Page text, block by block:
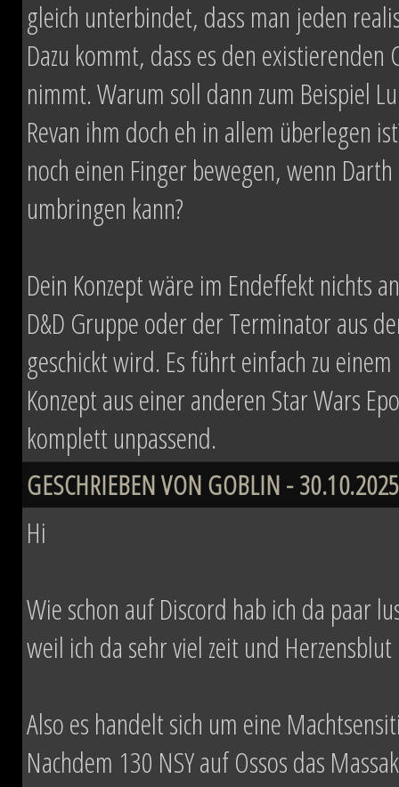
gleich unterbindet, dass man jeden
Dazu kommt, dass es den
nimmt. Warum soll dann zum Beispiel
Revan ihm doch eh in allem überlegen
noch einen Finger bewegen, wenn
umbringen kann?
Dein Konzept wäre im Endeffekt nichts
D&D Gruppe oder der Terminator aus
geschickt wird. Es führt einfach zu
Konzept aus einer anderen Star Wars
komplett unpassend.
GESCHRIEBEN VON GOBLIN -
Hi
Wie schon auf Discord hab ich da paar
weil ich da sehr viel zeit und
Also es handelt sich um eine
Nachdem 130 NSY auf Ossos das